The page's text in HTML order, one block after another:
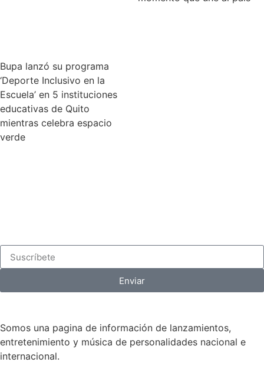
Bupa lanzó su programa
‘Deporte Inclusivo en la
Escuela’ en 5 instituciones
educativas de Quito
mientras celebra espacio
verde
Enviar
Somos una pagina de información de lanzamientos,
entretenimiento y música de personalidades nacional e
internacional.